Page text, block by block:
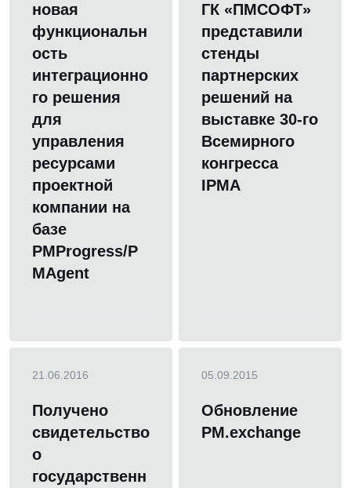
новая
функциональн
ость
интеграционно
го решения
для
управления
ресурсами
проектной
компании на
базе
PMProgress/P
MAgent
ГК «ПМСОФТ»
представили
стенды
партнерских
решений на
выставке 30-го
Всемирного
конгресса
IPMA
21.06.2016
Получено
свидетельство
о
государственн
05.09.2015
Обновление
PM.exchange